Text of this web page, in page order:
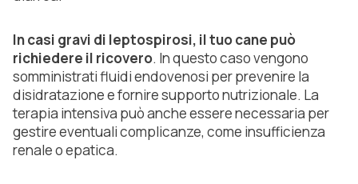
In casi gravi di leptospirosi, il tuo cane può
richiedere il ricovero. In questo caso vengono
somministrati fluidi endovenosi per prevenire la
disidratazione e fornire supporto nutrizionale. La
terapia intensiva può anche essere necessaria per
gestire eventuali complicanze, come insufficienza
renale o epatica.